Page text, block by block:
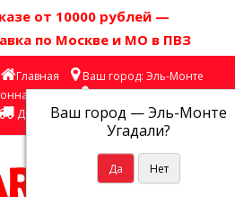
от 10000 рублей —
по Москве и МО в ПВЗ
Главная Ваш город: Эль-Монте
Ваш город —Эль-Монте
Угадали?
почта
Личный кабинет
Доставка